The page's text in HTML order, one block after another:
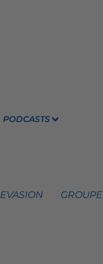
PODCASTS